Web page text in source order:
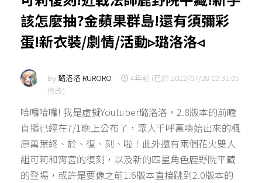
該怎麼抽?金蘋果群島!還有須彌彩
蛋!新衣裝/劇情/活動▹璐洛洛◃
By璐洛洛 RURORO -
4年前 (已於 2022/07/28 02:31:05
修改)
哈囉哈囉! 我是虛擬Youtuber璐洛洛，2.8版本的前瞻
直播已經在7/1晚上公布了，眾人千呼萬喚始出來的楓
原萬葉終、於、復、刻、啦！此外還有兩個花火雙人
組可莉和宵宮的復刻，以及新的四星角色鹿野院平藏
的登場，或許是要像之前1.6版本直接跳到2.0版本的